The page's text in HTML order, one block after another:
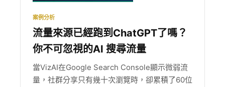
案例分析
流量來源已經跑到ChatGPT了嗎？
你不可忽視的AI 搜尋流量
當VizAI在Google Search Console顯示微弱流
量，社群分享只有幾十次瀏覽時，卻累積了60位